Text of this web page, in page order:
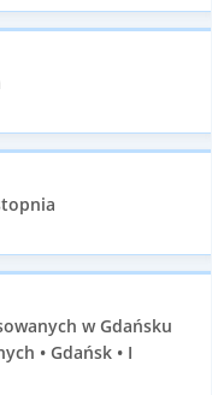
w Gdańsku
• Gdańsk • I